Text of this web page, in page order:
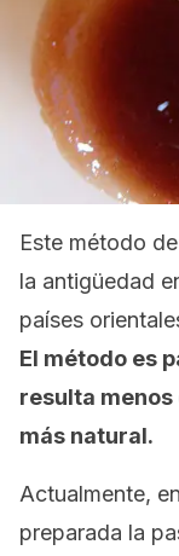
Este método
la antigüedad
países
El método es
resulta
más natural.
Actualmente,
preparada la